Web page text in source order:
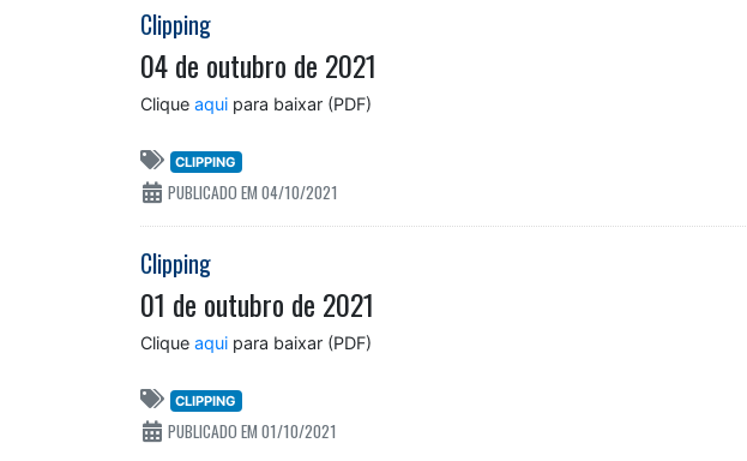
Clipping
04 de outubro de 2021
Clique aqui para baixar (PDF)
CLIPPING
PUBLICADO EM 04/10/2021
Clipping
01 de outubro de 2021
Clique aqui para baixar (PDF)
CLIPPING
PUBLICADO EM 01/10/2021